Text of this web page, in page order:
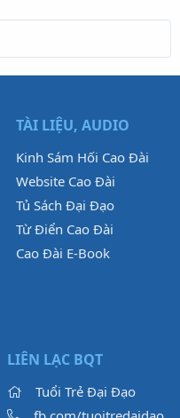
TÀI LIỆU, AUDIO
Kinh Sám Hối Cao Đài
Website Cao Đài
Tủ Sách Đại Đạo
Từ Điển Cao Đài
Cao Đài E-Book
LIÊN LẠC BQT
Tuổi Trẻ Đại Đạo